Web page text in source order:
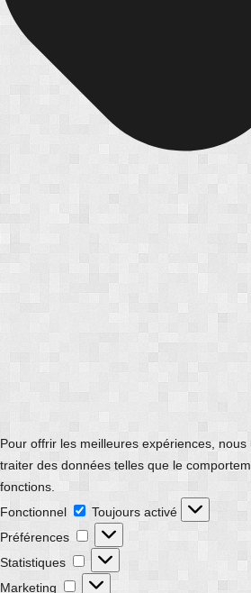
Pour offrir les meilleures expériences,
traiter des données telles que le
fonctions.
Fonctionnel
Fonctionnel
Toujours activé
Préférences
Préférences
Statistiques Statistiques
Marketing
Marketing